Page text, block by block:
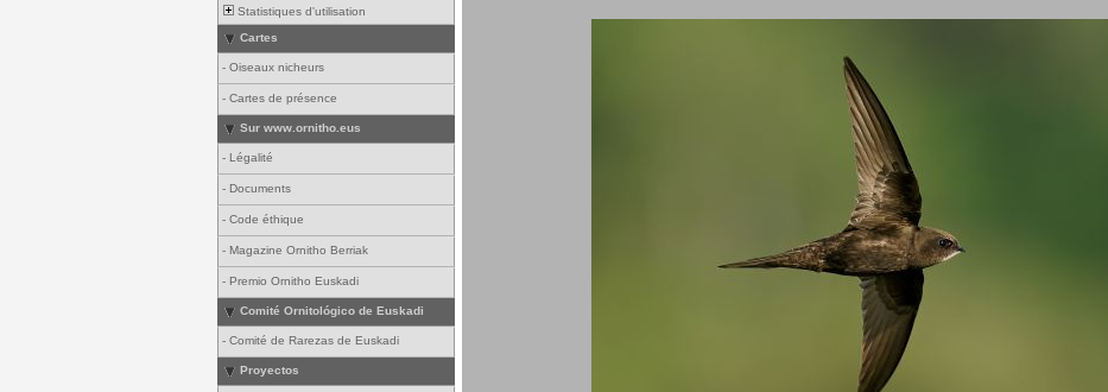
Statistiques d'utilisation
Cartes
- Oiseaux nicheurs
- Cartes de présence
Sur www.ornitho.eus
- Légalité
- Documents
- Code éthique
- Magazine Ornitho Berriak
- Premio Ornitho Euskadi
Comité Ornitológico de Euskadi
- Comité de Rarezas de Euskadi
Proyectos